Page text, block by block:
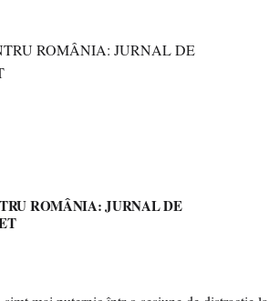
ROMÂNIA: JURNAL DE